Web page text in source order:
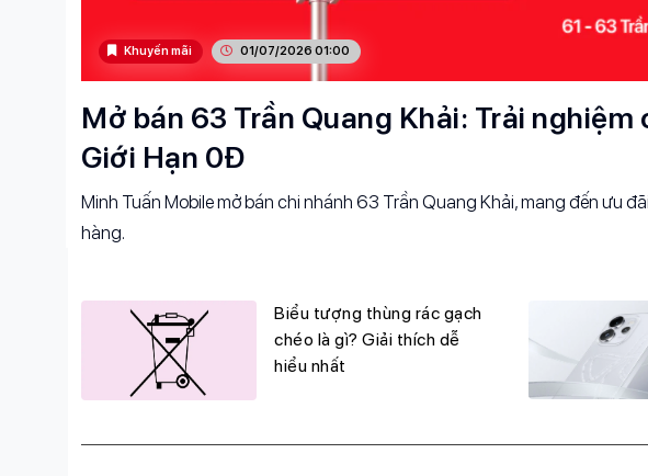
Khuyến mãi 01/07/2026 01:00
Mở bán 63 Trần Quang Khải: Trải nghiệm
Giới Hạn 0Đ
Minh Tuấn Mobile mở bán chi nhánh 63 Trần Quang Khải, mang đến ưu
hàng.
Biểu tượng thùng rác gạch
chéo là gì? Giải thích dễ
hiểu nhất